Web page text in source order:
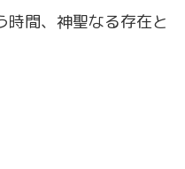
時間、神聖なる存在と